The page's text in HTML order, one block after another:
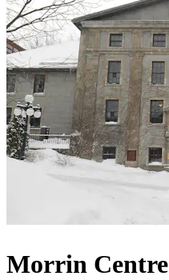
Morrin Centre